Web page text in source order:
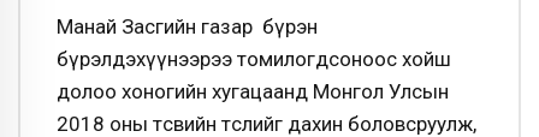
Манай Засгийн газар бүрэн
бүрэлдэхүүнээрээ томилогдсоноос хойш
долоо хоногийн хугацаанд Монгол Улсын
2018 оны төсвийн төслийг дахин боловсруулж,